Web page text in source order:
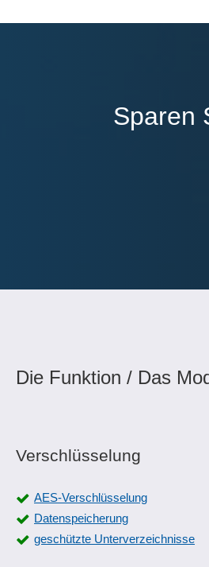
Sparen
Die Funktion / Das
Verschlüsselung
AES-Verschlüsselung
Datenspeicherung
geschützte Unterverzeichnisse